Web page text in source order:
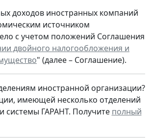
доходов иностранных компаний
источником
с учетом положений Соглашения
двойного налогообложения и
" (далее – Соглашение).
иностранной организации?
имеющей несколько отделений
системы ГАРАНТ. Получите полный